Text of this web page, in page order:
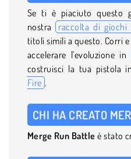
Se ti è piaciuto questo
nostra raccolta di giochi
titoli simili a questo. Corri
accelerare l'evoluzione in
costruisci la tua pistola in
Fire .
CHI HA CREATO
Merge Run Battle è stato